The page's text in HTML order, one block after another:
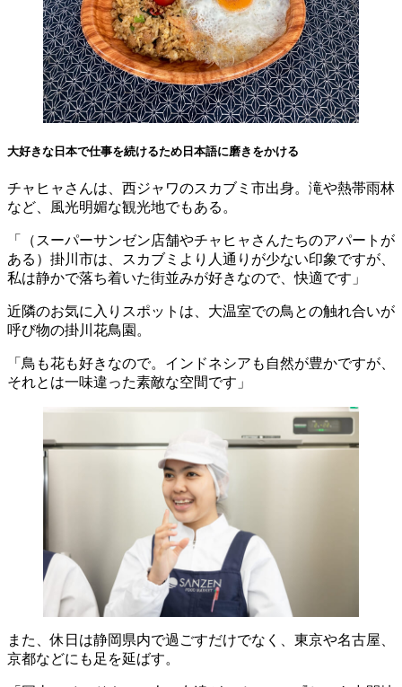
大好きな日本で仕事を続けるため日本語に磨きをかける
チャヒャさんは、西ジャワのスカブミ市出身。滝や熱帯雨林
など、風光明媚な観光地でもある。
「（スーパーサンゼン店舗やチャヒャさんたちのアパートが
ある）掛川市は、スカブミより人通りが少ない印象ですが、
私は静かで落ち着いた街並みが好きなので、快適です」
近隣のお気に入りスポットは、大温室での鳥との触れ合いが
呼び物の掛川花鳥園。
「鳥も花も好きなので。インドネシアも自然が豊かですが、
それとは一味違った素敵な空間です」
また、休日は静岡県内で過ごすだけでなく、東京や名古屋、
京都などにも足を延ばす。